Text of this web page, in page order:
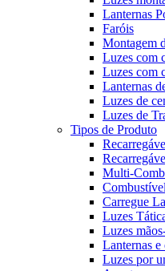
Lanternas
Faróis
Montagem
Luzes com
Luzes com
Lanternas
Luzes de
Luzes de
Tipos de Produto
Multi-
Carregue
Luzes
Luzes
Lanternas e
Luzes por